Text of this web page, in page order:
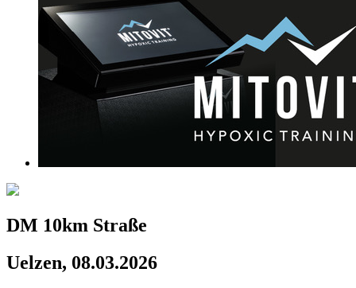
DM 10km Straße
Uelzen, 08.03.2026